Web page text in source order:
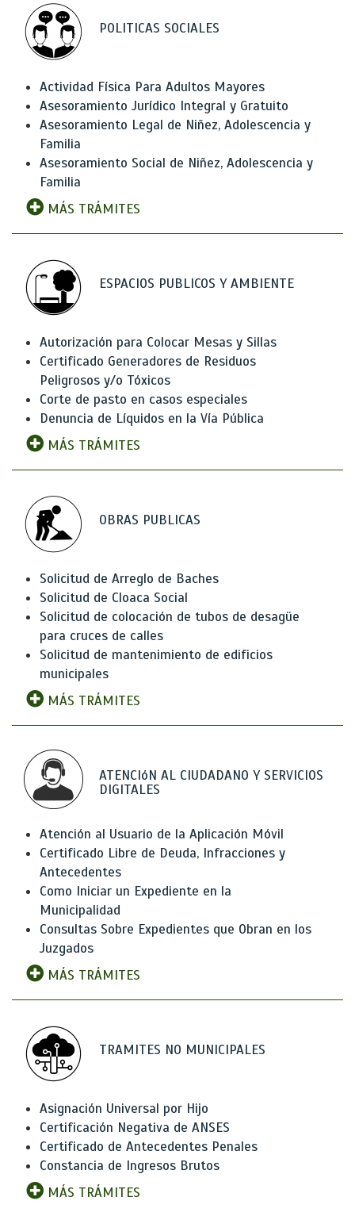
POLITICAS SOCIALES
Actividad Física Para Adultos Mayores
Asesoramiento Jurídico Integral y Gratuito
Asesoramiento Legal de Niñez, Adolescencia y
Familia
Asesoramiento Social de Niñez, Adolescencia y
Familia
MÁS TRÁMITES
ESPACIOS PUBLICOS Y AMBIENTE
Autorización para Colocar Mesas y Sillas
Certificado Generadores de Residuos
Peligrosos y/o Tóxicos
Corte de pasto en casos especiales
Denuncia de Líquidos en la Vía Pública
MÁS TRÁMITES
OBRAS PUBLICAS
Solicitud de Arreglo de Baches
Solicitud de Cloaca Social
Solicitud de colocación de tubos de desagüe
para cruces de calles
Solicitud de mantenimiento de edificios
municipales
MÁS TRÁMITES
ATENCIóN AL CIUDADANO Y SERVICIOS
DIGITALES
Atención al Usuario de la Aplicación Móvil
Certificado Libre de Deuda, Infracciones y
Antecedentes
Como Iniciar un Expediente en la
Municipalidad
Consultas Sobre Expedientes que Obran en los
Juzgados
MÁS TRÁMITES
TRAMITES NO MUNICIPALES
Asignación Universal por Hijo
Certificación Negativa de ANSES
Certificado de Antecedentes Penales
Constancia de Ingresos Brutos
MÁS TRÁMITES